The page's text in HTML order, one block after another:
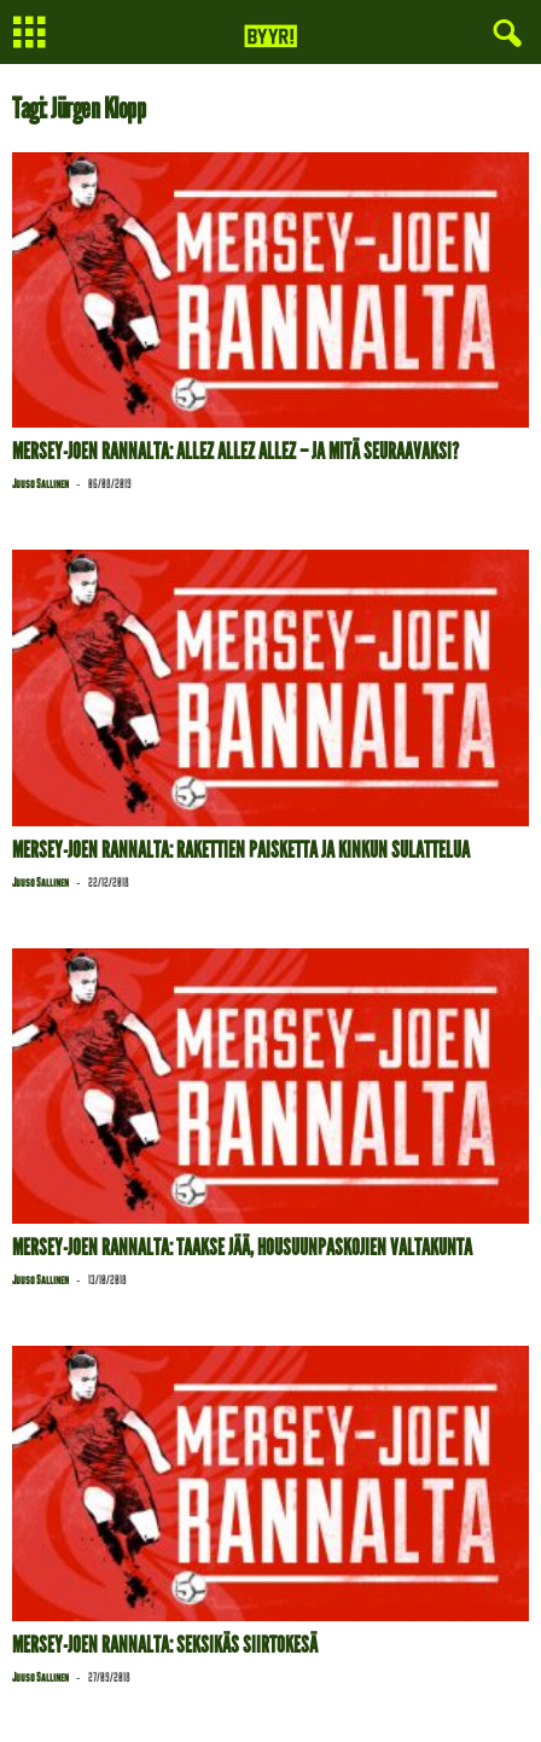
Tagi: Jürgen Klopp
MERSEY-JOEN RANNALTA: ALLEZ ALLEZ ALLEZ – JA MITÄ SEURAAVAKSI?
Juuso Sallinen - 06/08/2019
MERSEY-JOEN RANNALTA: RAKETTIEN PAISKETTA JA KINKUN SULATTELUA
Juuso Sallinen - 22/12/2018
MERSEY-JOEN RANNALTA: TAAKSE JÄÄ, HOUSUUNPASKOJIEN VALTAKUNTA
Juuso Sallinen - 13/10/2018
MERSEY-JOEN RANNALTA: SEKSIKÄS SIIRTOKESÄ
Juuso Sallinen - 27/09/2018